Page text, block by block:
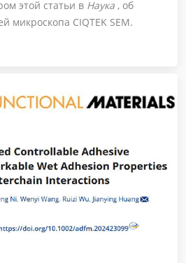
этой статьи в Наука , об
микроскопа CIQTEK SEM.